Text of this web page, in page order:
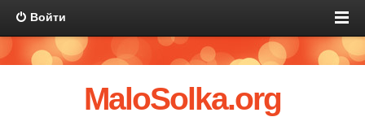
Войти
MaloSolka.org